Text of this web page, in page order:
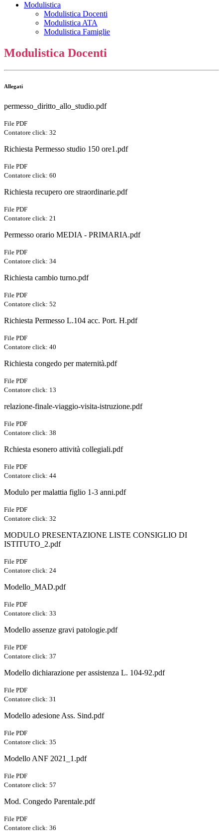
Modulistica
Modulistica Docenti
Modulistica ATA
Modulistica Famiglie
Modulistica Docenti
Allegati
permesso_diritto_allo_studio.pdf
File PDF
Contatore click: 32
Richiesta Permesso studio 150 ore1.pdf
File PDF
Contatore click: 60
Richiesta recupero ore straordinarie.pdf
File PDF
Contatore click: 21
Permesso orario MEDIA - PRIMARIA.pdf
File PDF
Contatore click: 34
Richiesta cambio turno.pdf
File PDF
Contatore click: 52
Richiesta Permesso L.104 acc. Port. H.pdf
File PDF
Contatore click: 40
Richiesta congedo per maternità.pdf
File PDF
Contatore click: 13
relazione-finale-viaggio-visita-istruzione.pdf
File PDF
Contatore click: 38
Rchiesta esonero attività collegiali.pdf
File PDF
Contatore click: 44
Modulo per malattia figlio 1-3 anni.pdf
File PDF
Contatore click: 32
MODULO PRESENTAZIONE LISTE CONSIGLIO DI
ISTITUTO_2.pdf
File PDF
Contatore click: 24
Modello_MAD.pdf
File PDF
Contatore click: 33
Modello assenze gravi patologie.pdf
File PDF
Contatore click: 37
Modello dichiarazione per assistenza L. 104-92.pdf
File PDF
Contatore click: 31
Modello adesione Ass. Sind.pdf
File PDF
Contatore click: 35
Modello ANF 2021_1.pdf
File PDF
Contatore click: 57
Mod. Congedo Parentale.pdf
File PDF
Contatore click: 36